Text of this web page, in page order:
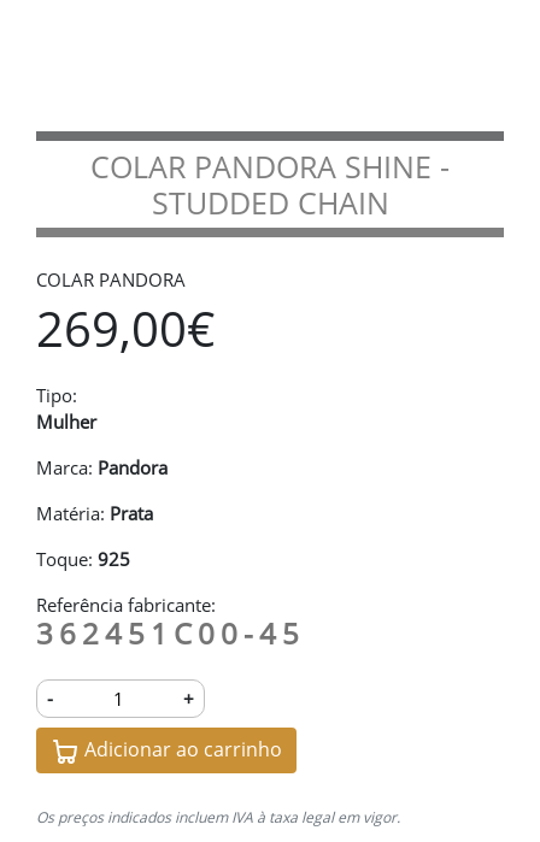
COLAR PANDORA SHINE -
STUDDED CHAIN
COLAR PANDORA
269,00€
Tipo:
Mulher
Marca: Pandora
Matéria: Prata
Toque: 925
Referência fabricante:
362451C00-45
- +
Adicionar ao carrinho
Os preços indicados incluem IVA à taxa legal em vigor.